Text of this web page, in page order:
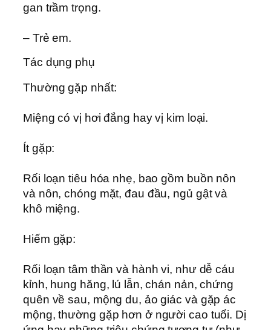
gan trầm trọng.
– Trẻ em.
Tác dụng phụ
Thường gặp nhất:
Miệng có vị hơi đắng hay vị kim loại.
Ít gặp:
Rối loạn tiêu hóa nhẹ, bao gồm buồn nôn
và nôn, chóng mặt, đau đầu, ngủ gật và
khô miệng.
Hiếm gặp:
Rối loạn tâm thần và hành vi, như dễ cáu
kỉnh, hung hăng, lú lẫn, chán nản, chứng
quên về sau, mộng du, ảo giác và gặp ác
mộng, thường gặp hơn ở người cao tuổi. Dị